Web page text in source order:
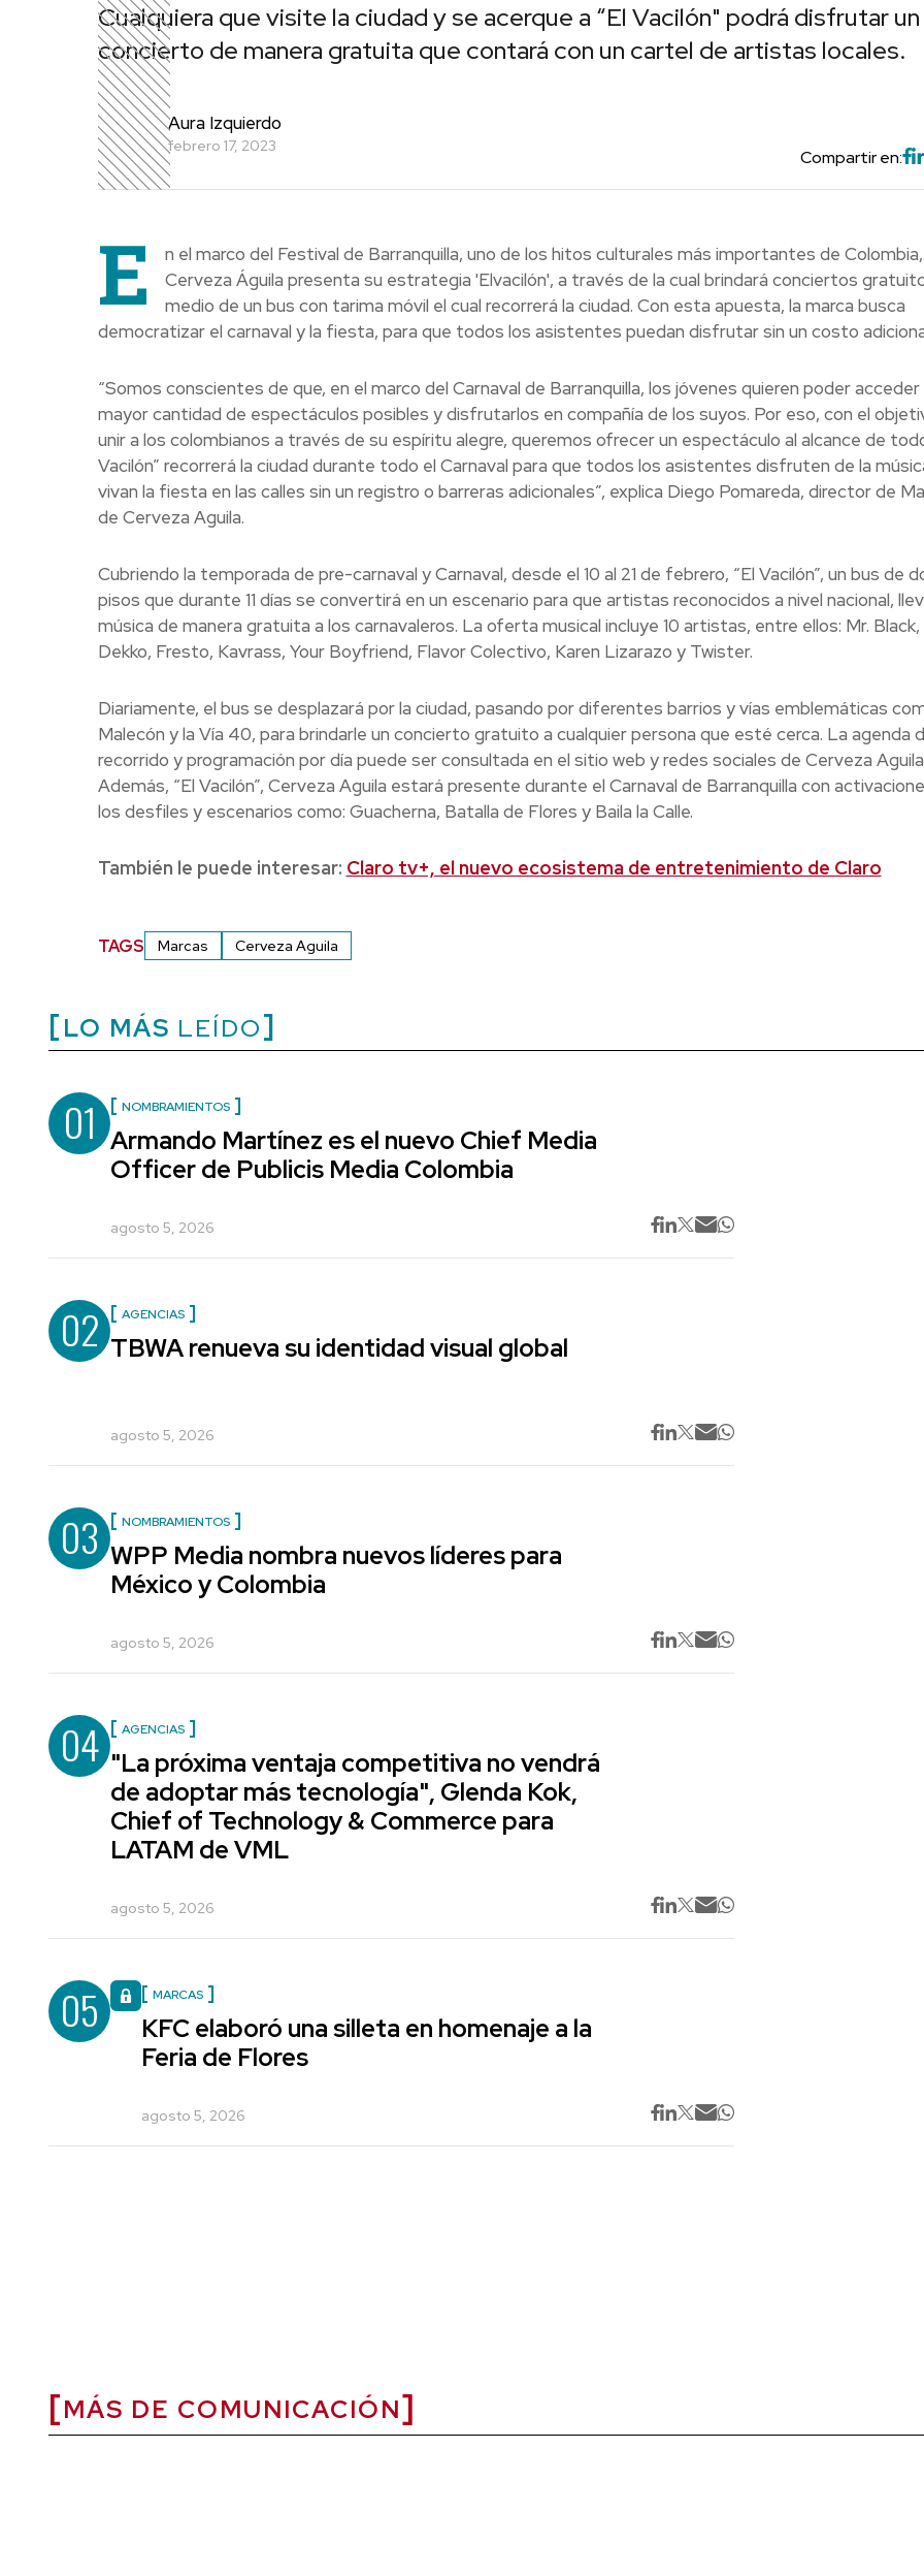
Cualquiera que visite la ciudad y se acerque a “El Vacilón" podrá disfrutar un
concierto de manera gratuita que contará con un cartel de artistas locales.
Aura Izquierdo
febrero 17, 2023
Compartir en:
E
n el marco del Festival de Barranquilla, uno de los hitos culturales más importantes de Colombia,
Cerveza Águila presenta su estrategia 'Elvacilón', a través de la cual brindará conciertos
medio de un bus con tarima móvil el cual recorrerá la ciudad. Con esta apuesta, la marca busca
democratizar el carnaval y la fiesta, para que todos los asistentes puedan disfrutar sin un costo
“Somos conscientes de que, en el marco del Carnaval de Barranquilla, los jóvenes quieren poder acceder
mayor cantidad de espectáculos posibles y disfrutarlos en compañía de los suyos. Por eso, con el
unir a los colombianos a través de su espíritu alegre, queremos ofrecer un espectáculo al alcance de
Vacilón” recorrerá la ciudad durante todo el Carnaval para que todos los asistentes disfruten de la
vivan la fiesta en las calles sin un registro o barreras adicionales”, explica Diego Pomareda, director de
de Cerveza Aguila.
Cubriendo la temporada de pre-carnaval y Carnaval, desde el 10 al 21 de febrero, “El Vacilón”, un bus de
pisos que durante 11 días se convertirá en un escenario para que artistas reconocidos a nivel nacional,
música de manera gratuita a los carnavaleros. La oferta musical incluye 10 artistas, entre ellos: Mr. Black,
Dekko, Fresto, Kavrass, Your Boyfriend, Flavor Colectivo, Karen Lizarazo y Twister.
Diariamente, el bus se desplazará por la ciudad, pasando por diferentes barrios y vías emblemáticas
Malecón y la Vía 40, para brindarle un concierto gratuito a cualquier persona que esté cerca. La agenda
recorrido y programación por día puede ser consultada en el sitio web y redes sociales de Cerveza
Además, “El Vacilón”, Cerveza Aguila estará presente durante el Carnaval de Barranquilla con
los desfiles y escenarios como: Guacherna, Batalla de Flores y Baila la Calle.
También le puede interesar: Claro tv+, el nuevo ecosistema de entretenimiento de Claro
TAGS Marcas Cerveza Aguila
LO MÁS LEÍDO
01 NOMBRAMIENTOS
Armando Martínez es el nuevo Chief Media
Officer de Publicis Media Colombia
agosto 5, 2026
02 AGENCIAS
TBWA renueva su identidad visual global
agosto 5, 2026
03 NOMBRAMIENTOS
WPP Media nombra nuevos líderes para
México y Colombia
agosto 5, 2026
04 AGENCIAS
"La próxima ventaja competitiva no vendrá
de adoptar más tecnología", Glenda Kok,
Chief of Technology & Commerce para
LATAM de VML
agosto 5, 2026
05 MARCAS
KFC elaboró una silleta en homenaje a la
Feria de Flores
agosto 5, 2026
MÁS DE COMUNICACIÓN